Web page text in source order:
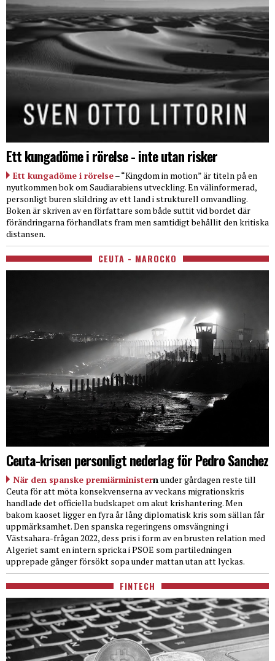
Ett kungadöme i rörelse - inte utan risker
Ett kungadöme i rörelse– “Kingdom in motion” är titeln på en
nyutkommen bok om Saudiarabiens utveckling. En välinformerad,
personligt buren skildring av ett land i strukturell omvandling.
Boken är skriven av en författare som både suttit vid bordet där
förändringarna förhandlats fram men samtidigt behållit den kritiska
distansen.
CEUTA - MAROCKO
Ceuta-krisen personligt nederlag för Pedro Sanchez
När den spanske premiärministernunder gårdagen reste till
Ceuta för att möta konsekvenserna av veckans migrationskris
handlade det officiella budskapet om akut krishantering. Men
bakom kaoset ligger en fyra år lång diplomatisk kris som sällan får
uppmärksamhet. Den spanska regeringens omsvängning i
Västsahara-frågan 2022, dess pris i form av en brusten relation med
Algeriet samt en intern spricka i PSOE som partiledningen
upprepade gånger försökt sopa under mattan utan att lyckas.
FINTECH